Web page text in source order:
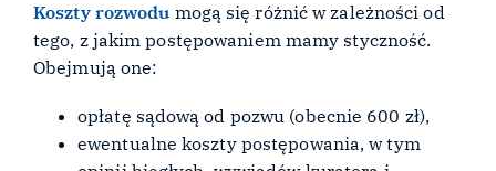
Koszty rozwodu mogą się różnić w zależności od
tego, z jakim postępowaniem mamy styczność.
Obejmują one:
opłatę sądową od pozwu (obecnie 600 zł),
ewentualne koszty postępowania, w tym